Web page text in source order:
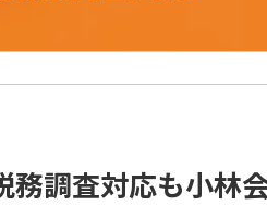
務調査対応も小林